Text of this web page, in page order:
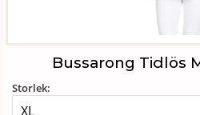
Bussarong Tidlös
Storlek: